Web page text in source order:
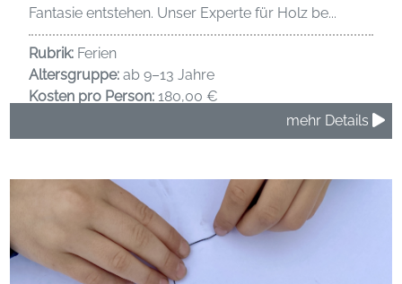
Fantasie entstehen. Unser Experte für Holz be...
Rubrik: Ferien
Altersgruppe: ab 9–13 Jahre
Kosten pro Person: 180,00 €
mehr Details